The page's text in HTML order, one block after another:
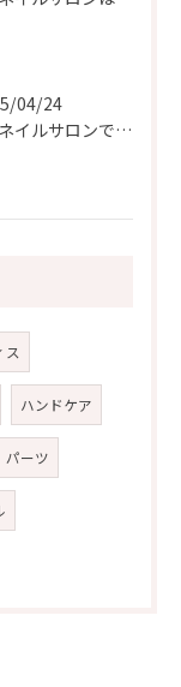
04/24
HALUネイルサロンでは、多様なネイルデザインを楽しむことが...
ス
ハンドケア
パーツ